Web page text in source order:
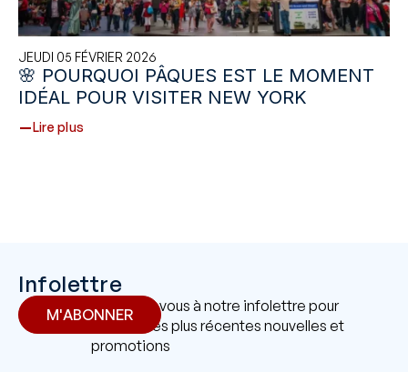
JEUDI 05 FÉVRIER 2026
🌸 POURQUOI PÂQUES EST LE MOMENT
IDÉAL POUR VISITER NEW YORK
Lire plus
Infolettre
Abonnez-vous à notre infolettre pour
recevoir les plus récentes nouvelles et
promotions
M'ABONNER